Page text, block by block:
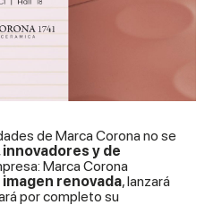
de Marca Corona no se
y de
Marca Corona
imagen renovada, lanzará
por completo su